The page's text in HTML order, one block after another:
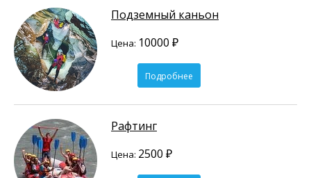
Подземный каньон
Цена: 10000 ₽
Подробнее
Рафтинг
Цена: 2500 ₽